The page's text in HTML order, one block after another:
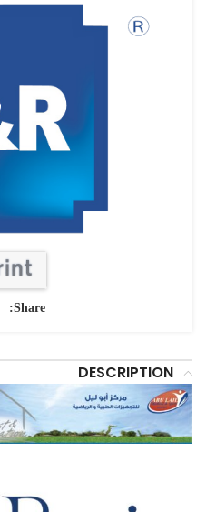
Share:
DESCRIPTION